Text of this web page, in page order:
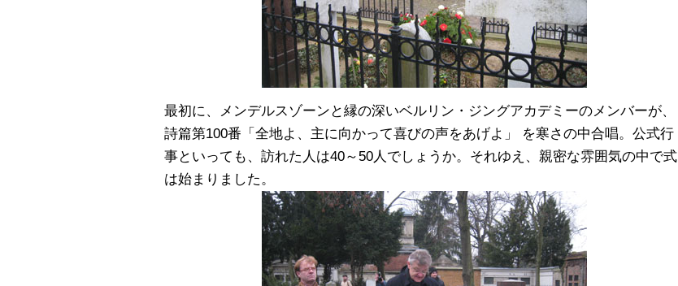
最初に、メンデルスゾーンと縁の深いベルリン・ジングアカデミーのメンバーが、
詩篇第100番「全地よ、主に向かって喜びの声をあげよ」 を寒さの中合唱。公式行
事といっても、訪れた人は40～50人でしょうか。それゆえ、親密な雰囲気の中で式
は始まりました。